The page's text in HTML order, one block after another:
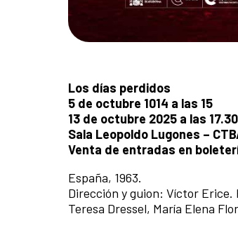
Los días perdidos
5 de octubre 1014 a las 15
13 de octubre 2025 a las
Sala Leopoldo Lugones –
Venta de entradas en
España, 1963.
Dirección y guion: Víctor
Teresa Dressel, María Elena